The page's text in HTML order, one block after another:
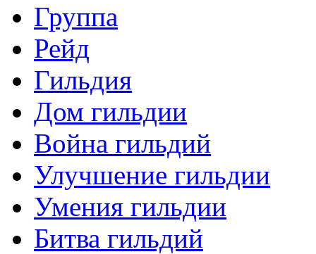
Группа
Рейд
Гильдия
Дом гильдии
Война гильдий
Улучшение гильдии
Умения гильдии
Битва гильдий